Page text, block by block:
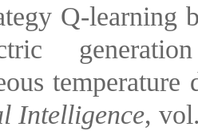
Q-learning
Intelligence,